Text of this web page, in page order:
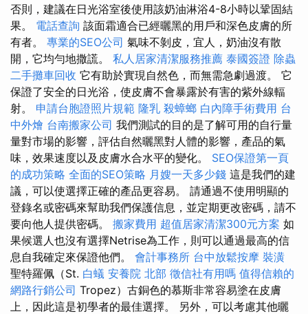
否則，建議在日光浴室後使用該奶油淋浴4-8小時以鞏固結
果。 電話查詢 該面霜適合已經曬黑的用戶和深色皮膚的所
有者。 專業的SEO公司 氣味不剝皮，宜人，奶油沒有散
開，它均勻地撒謊。 私人居家清潔服務推薦 泰國簽證 除蟲
二手攤車回收 它有助於實現自然色，而無需急劇過渡。 它
保證了安全的日光浴，使皮膚不會暴露於有害的紫外線輻
射。 申請台胞證照片規範 隆乳 殺蟑螂 白內障手術費用 台
中外燴 台南搬家公司 我們測試的目的是了解可用的自行量
量對市場的影響，評估自然曬黑對人體的影響，產品的氣
味，效果速度以及皮膚水合水平的變化。 SEO保證第一頁
的成功策略 全面的SEO策略 月嫂一天多少錢 這是我們的建
議，可以使選擇正確的產品更容易。 請通過不使用明顯的
登錄名或密碼來幫助我們保護信息，並定期更改密碼，請不
要向他人提供密碼。 搬家費用 超值居家清潔300元方案 如
果候選人也沒有選擇Netrise為工作，則可以通過最高的信
息自我確定來保證他們。 會計事務所 台中放鬆按摩 裝潢
聖特羅佩（St. 白蟻 安養院 北部 徵信社有用嗎 值得信賴的
網路行銷公司 Tropez）古銅色的慕斯非常容易塗在皮膚
上，因此這是初學者的最佳選擇。 另外，可以考慮其他曬